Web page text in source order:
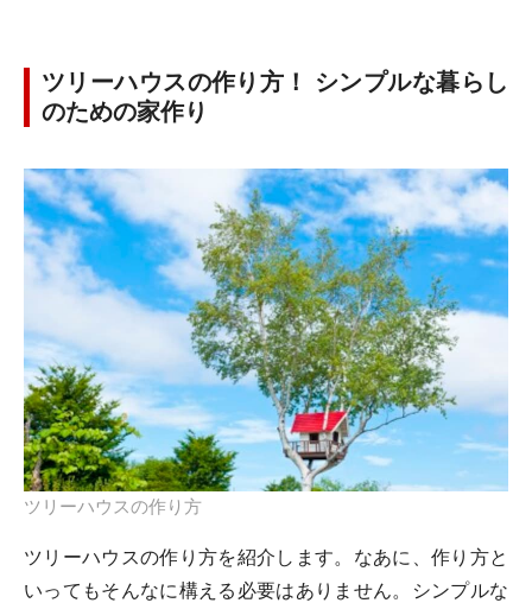
ツリーハウスの作り方！ シンプルな暮らし
のための家作り
ツリーハウスの作り方
ツリーハウスの作り方を紹介します。なあに、作り方と
いってもそんなに構える必要はありません。シンプルな